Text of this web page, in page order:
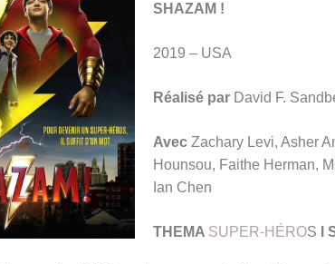
SHAZAM !
2019 – USA
Réalisé par David F.
Avec Zachary Levi, Asher
Hounsou, Faithe Herman,
Ian Chen
THEMA SUPER-HÉROS I